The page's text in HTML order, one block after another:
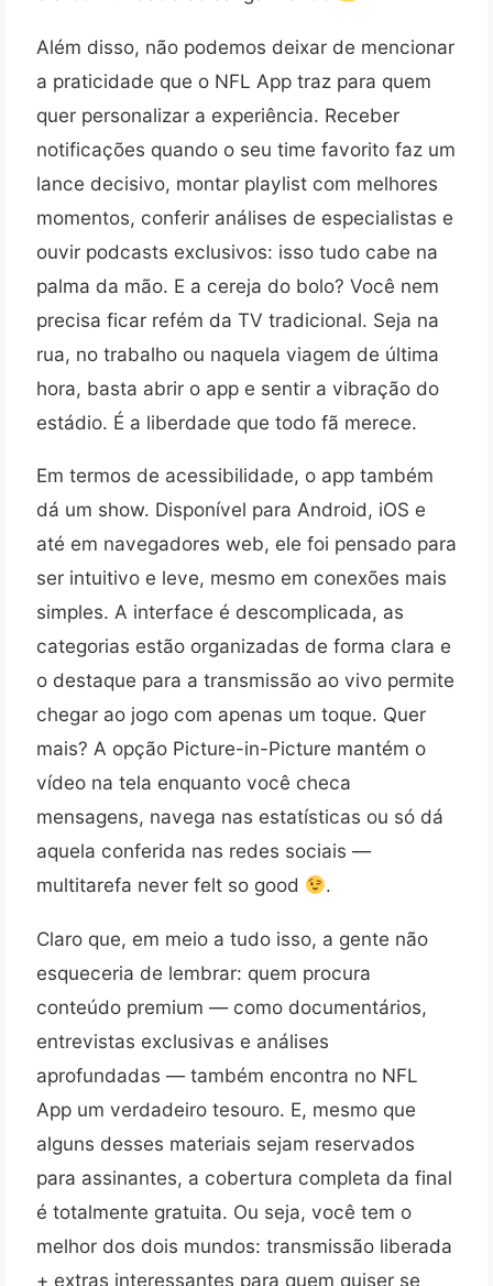
Além disso, não podemos deixar de mencionar
a praticidade que o NFL App traz para quem
quer personalizar a experiência. Receber
notificações quando o seu time favorito faz um
lance decisivo, montar playlist com melhores
momentos, conferir análises de especialistas e
ouvir podcasts exclusivos: isso tudo cabe na
palma da mão. E a cereja do bolo? Você nem
precisa ficar refém da TV tradicional. Seja na
rua, no trabalho ou naquela viagem de última
hora, basta abrir o app e sentir a vibração do
estádio. É a liberdade que todo fã merece.
Em termos de acessibilidade, o app também
dá um show. Disponível para Android, iOS e
até em navegadores web, ele foi pensado para
ser intuitivo e leve, mesmo em conexões mais
simples. A interface é descomplicada, as
categorias estão organizadas de forma clara e
o destaque para a transmissão ao vivo permite
chegar ao jogo com apenas um toque. Quer
mais? A opção Picture-in-Picture mantém o
vídeo na tela enquanto você checa
mensagens, navega nas estatísticas ou só dá
aquela conferida nas redes sociais —
multitarefa never felt so good
.
Claro que, em meio a tudo isso, a gente não
esqueceria de lembrar: quem procura
conteúdo premium — como documentários,
entrevistas exclusivas e análises
aprofundadas — também encontra no NFL
App um verdadeiro tesouro. E, mesmo que
alguns desses materiais sejam reservados
para assinantes, a cobertura completa da final
é totalmente gratuita. Ou seja, você tem o
melhor dos dois mundos: transmissão liberada
+ extras interessantes para quem quiser se